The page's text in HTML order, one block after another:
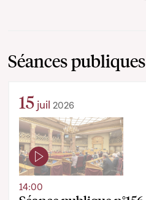
Séances publiques
15 juil 2026
14:00